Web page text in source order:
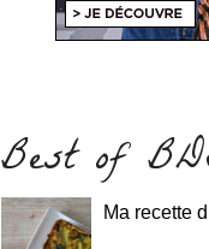
Best of
Ma recette